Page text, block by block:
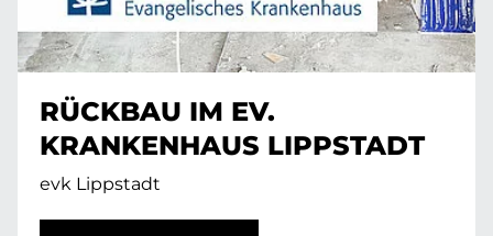
RÜCKBAU IM EV.
KRANKENHAUS LIPPSTADT
evk Lippstadt